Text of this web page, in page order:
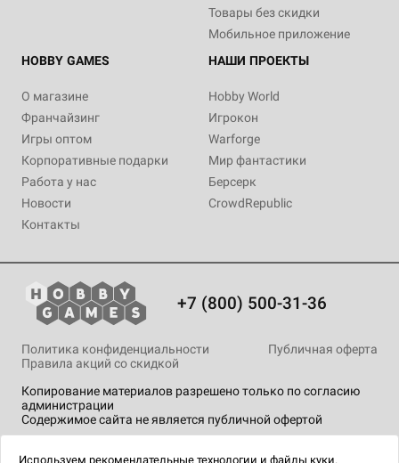
Товары без скидки
Мобильное приложение
HOBBY GAMES
О магазине
Франчайзинг
Игры оптом
Корпоративные подарки
Работа у нас
Новости
Контакты
НАШИ ПРОЕКТЫ
Hobby World
Игрокон
Warforge
Мир фантастики
Берсерк
CrowdRepublic
+7 (800) 500-31-36
Копирование материалов разрешено только по согласию
администрации
Содержимое сайта не является публичной офертой
Политика конфиденциальности
Публичная оферта
Правила акций со скидкой
технологии.
Используем рекомендательные технологии и файлы куки.